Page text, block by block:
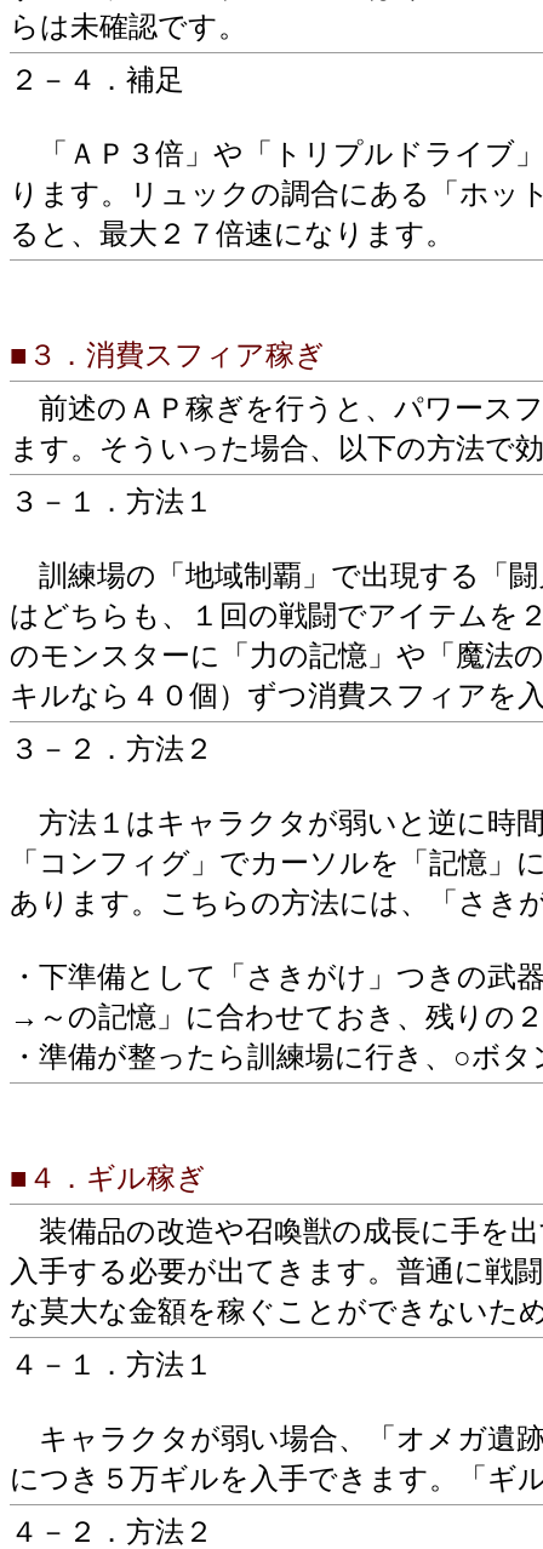
らは未確認です。
２－４．補足
「ＡＰ３倍」や「トリプルドライブ
ります。リュックの調合にある「ホッ
ると、最大２７倍速になります。
■３．消費スフィア稼ぎ
前述のＡＰ稼ぎを行うと、パワース
ます。そういった場合、以下の方法で
３－１．方法１
訓練場の「地域制覇」で出現する「
はどちらも、１回の戦闘でアイテムを
のモンスターに「力の記憶」や「魔法
キルなら４０個）ずつ消費スフィアを
３－２．方法２
方法１はキャラクタが弱いと逆に時
「コンフィグ」でカーソルを「記憶
あります。こちらの方法には、「さき
・下準備として「さきがけ」つきの
→～の記憶」に合わせておき、残りの
・準備が整ったら訓練場に行き、○ボ
■４．ギル稼ぎ
装備品の改造や召喚獣の成長に手を
入手する必要が出てきます。普通に戦
な莫大な金額を稼ぐことができないた
４－１．方法１
キャラクタが弱い場合、「オメガ遺
につき５万ギルを入手できます。「ギ
４－２．方法２